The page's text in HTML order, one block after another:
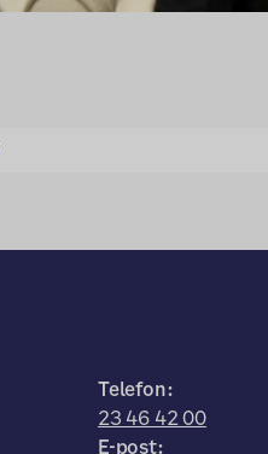
Telefon:
23 46 42 00
E-post: